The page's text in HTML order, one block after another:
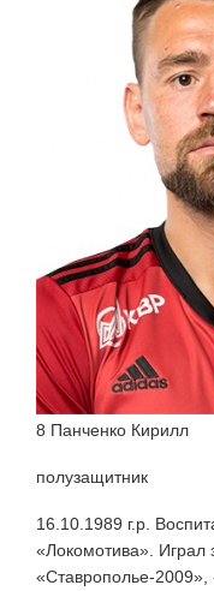
8 Панченко Кирилл
полузащитник
16.10.1989 г.р.
«Локомотива». Играл
«Ставрополье-